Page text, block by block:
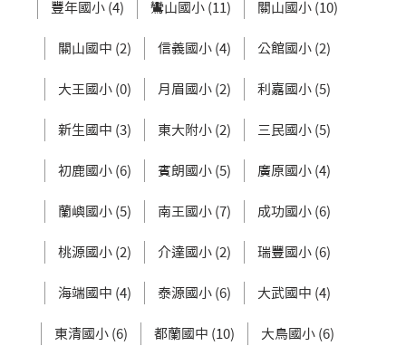
豐年國小 (4) 鸞山國小 (11) 關山國小 (10)
關山國中 (2) 信義國小 (4) 公館國小 (2)
大王國小 (0) 月眉國小 (2) 利嘉國小 (5)
新生國中 (3) 東大附小 (2) 三民國小 (5)
初鹿國小 (6) 賓朗國小 (5) 廣原國小 (4)
蘭嶼國小 (5) 南王國小 (7) 成功國小 (6)
桃源國小 (2) 介達國小 (2) 瑞豐國小 (6)
海端國中 (4) 泰源國小 (6) 大武國中 (4)
東清國小 (6) 都蘭國中 (10) 大鳥國小 (6)